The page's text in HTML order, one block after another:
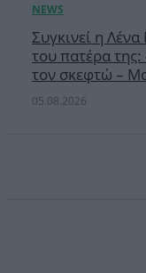
Συγκινεί η
του πατέρα
τον σκεφτώ –
05.08.2026